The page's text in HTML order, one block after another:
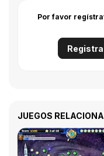
Por favor
JUEGOS